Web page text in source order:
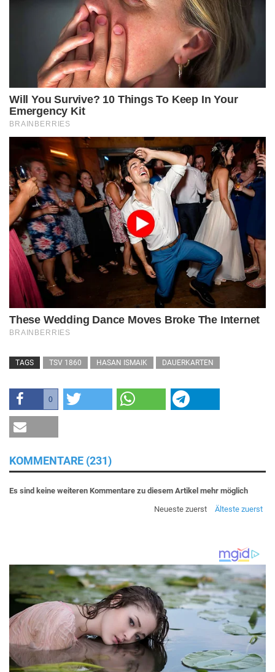
TAGS TSV 1860 HASAN ISMAIK DAUERKARTEN
0
KOMMENTARE (231)
Es sind keine weiteren Kommentare zu diesem Artikel mehr möglich
Neueste zuerst
Älteste zuerst